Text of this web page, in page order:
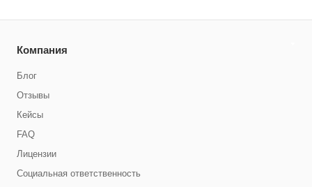
Компания
Блог
Отзывы
Кейсы
FAQ
Лицензии
Социальная ответственность